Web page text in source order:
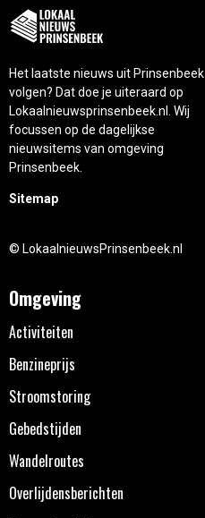
Het laatste nieuws uit Prinsenbeek
volgen? Dat doe je uiteraard op
Lokaalnieuwsprinsenbeek.nl. Wij
focussen op de dagelijkse
nieuwsitems van omgeving
Prinsenbeek.
Sitemap
© LokaalnieuwsPrinsenbeek.nl
Omgeving
Activiteiten
Benzineprijs
Stroomstoring
Gebedstijden
Wandelroutes
Overlijdensberichten